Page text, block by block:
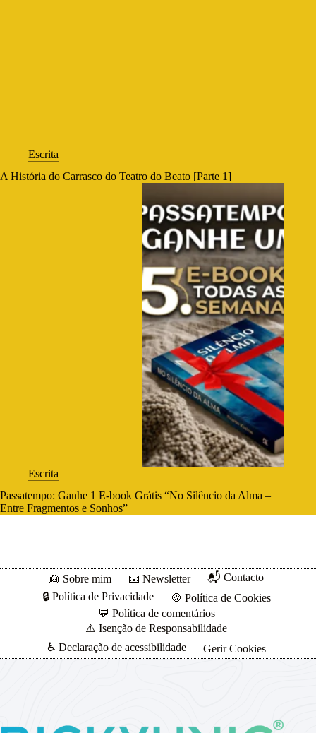
Escrita
A História do Carrasco do Teatro do Beato [Parte 1]
Escrita
Passatempo: Ganhe 1 E-book Grátis “No Silêncio da Alma –
Entre Fragmentos e Sonhos”
👱 Sobre mim 📧 Newsletter
📬 Contacto
🔒 Política de Privacidade
🍪 Política de Cookies
💬 Política de comentários
⚠️ Isenção de Responsabilidade
♿ Declaração de acessibilidade
Gerir Cookies